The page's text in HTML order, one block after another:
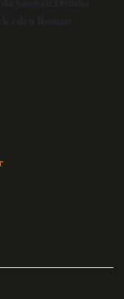
eden Roman